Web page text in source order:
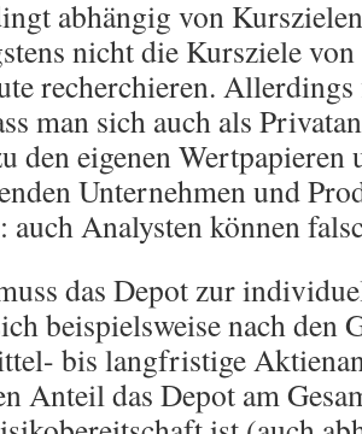
abhängig von
nicht die Kursziele
recherchieren. Allerdings
man sich auch als
den eigenen Wertpapieren
Unternehmen und
auch Analysten können
das Depot zur
beispielsweise nach den
bis langfristige
Anteil das Depot am